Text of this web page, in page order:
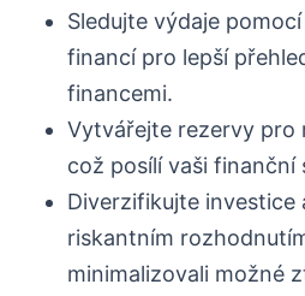
Sledujte výdaje
financí pro lepší
financemi.
Vytvářejte rezervy pro
což posílí vaši finanční
Diverzifikujte investice
riskantním
minimalizovali možné